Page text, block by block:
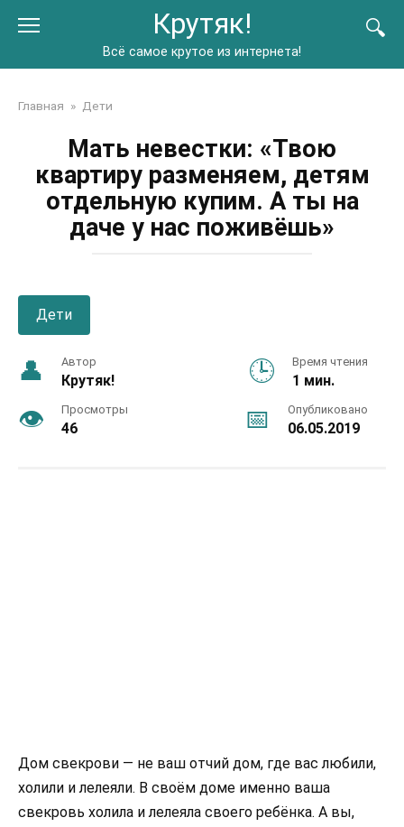
Крутяк!
Всё самое крутое из интернета!
Главная » Дети
Мать невестки: «Твою
квартиру разменяем, детям
отдельную купим. А ты на
даче у нас поживёшь»
Дети
Автор
Крутяк!
Время чтения
1 мин.
Просмотры
46
Опубликовано
06.05.2019
Дом свекрови — не ваш отчий дом, где вас любили,
холили и лелеяли. В своём доме именно ваша
свекровь холила и лелеяла своего ребёнка. А вы,